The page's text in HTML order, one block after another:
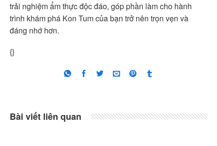
trải nghiệm ẩm thực độc đáo, góp phần làm cho hành
trình khám phá Kon Tum của bạn trở nên trọn vẹn và
đáng nhớ hơn.
{}
Bài viết liên quan